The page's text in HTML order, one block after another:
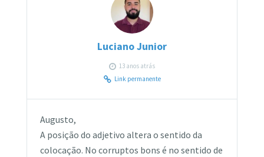
Luciano Junior
13 anos atrás
Link permanente
Augusto,
A posição do adjetivo altera o sentido da
colocação. No corruptos bons é no sentido de